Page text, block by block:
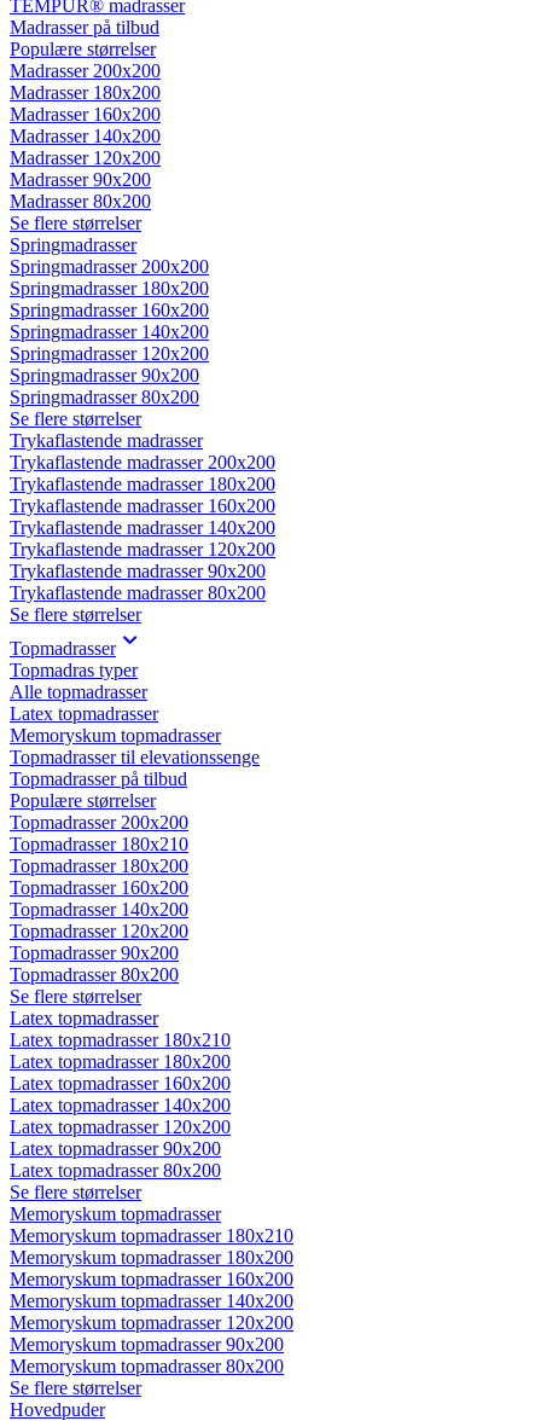
TEMPUR® madrasser
Madrasser på tilbud
Populære størrelser
Madrasser 200x200
Madrasser 180x200
Madrasser 160x200
Madrasser 140x200
Madrasser 120x200
Madrasser 90x200
Madrasser 80x200
Se flere størrelser
Springmadrasser
Springmadrasser 200x200
Springmadrasser 180x200
Springmadrasser 160x200
Springmadrasser 140x200
Springmadrasser 120x200
Springmadrasser 90x200
Springmadrasser 80x200
Se flere størrelser
Trykaflastende madrasser
Trykaflastende madrasser 200x200
Trykaflastende madrasser 180x200
Trykaflastende madrasser 160x200
Trykaflastende madrasser 140x200
Trykaflastende madrasser 120x200
Trykaflastende madrasser 90x200
Trykaflastende madrasser 80x200
Se flere størrelser
Topmadrasser
Topmadras typer
Alle topmadrasser
Latex topmadrasser
Memoryskum topmadrasser
Topmadrasser til elevationssenge
Topmadrasser på tilbud
Populære størrelser
Topmadrasser 200x200
Topmadrasser 180x210
Topmadrasser 180x200
Topmadrasser 160x200
Topmadrasser 140x200
Topmadrasser 120x200
Topmadrasser 90x200
Topmadrasser 80x200
Se flere størrelser
Latex topmadrasser
Latex topmadrasser 180x210
Latex topmadrasser 180x200
Latex topmadrasser 160x200
Latex topmadrasser 140x200
Latex topmadrasser 120x200
Latex topmadrasser 90x200
Latex topmadrasser 80x200
Se flere størrelser
Memoryskum topmadrasser
Memoryskum topmadrasser 180x210
Memoryskum topmadrasser 180x200
Memoryskum topmadrasser 160x200
Memoryskum topmadrasser 140x200
Memoryskum topmadrasser 120x200
Memoryskum topmadrasser 90x200
Memoryskum topmadrasser 80x200
Se flere størrelser
Hovedpuder